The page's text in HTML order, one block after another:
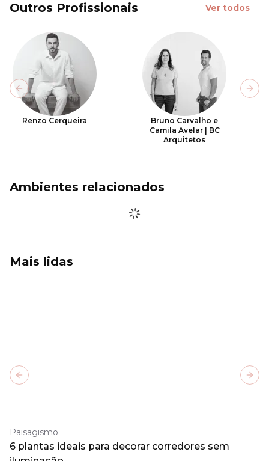
Outros Profissionais Ver todos
Renzo Cerqueira
Bruno Carvalho e
Camila Avelar | BC
Arquitetos
Previous slide
Ambientes relacionados
Mais lidas
Paisagismo
6 plantas ideais para decorar corredores sem
Previous slide